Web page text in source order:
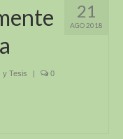
21
AGO 2018
y Tesis 0